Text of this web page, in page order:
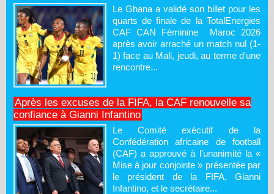
Le Ghana a validé son billet pour les
quarts de finale de la TotalEnergies
CAF CAN Féminine Maroc 2026
après avoir arraché un match nul (1-
1) face au Mali, jeudi, au terme d'une
rencontre...
Après les excuses de la FIFA, la CAF renouvelle sa
confiance à Gianni Infantino
Le Comité exécutif de la
Confédération africaine de football
(CAF) a approuvé à l'unanimité la «
Mise à jour conjointe » présentée par
le président de la FIFA, Gianni
Infantino, et le secrétaire...